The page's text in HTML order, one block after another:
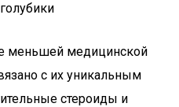
меньшей медицинской
с их уникальным
стероиды и